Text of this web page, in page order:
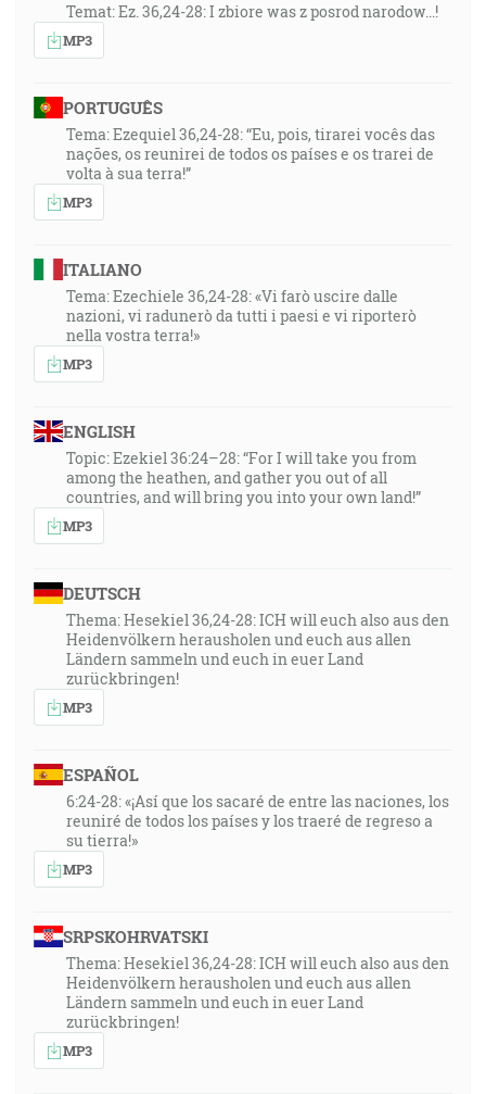
… a práve preto dôverujem, že ten, ktorý započal vo
vás dobré dielo, ho aj dokoná a zachová až do dňa
57:26
Ale ja viem, že môj vykupiteľ žije a posledný sa
postaví nad prachom. [Jb 19:25]
A Hospodin navrátil to, čo bolo odňaté Jobovi, keď sa
modlil za svojho priateľa. A Hospodin pridal všetkého
toho, čo mal Job, dvojnásobne. [Jb 42:10]
59:48
ktorého ustanovil jeho Pán nad svojou čeľaďou, aby
im dával pokrm na čas? [Mt 24:45]
1:00:57
Beda vám, keby všetci ľudia dobre hovorili o vás, lebo
zrovna tak robievali ich otcovia falošným prorokom.
Temat: Ez. 36,24-28: I zbiore was z posrod narodow...!
MP3
PORTUGUÊS
Tema: Ezequiel 36,24-28: “Eu, pois, tirarei vocês das
nações, os reunirei de todos os países e os trarei de
volta à sua terra!”
MP3
ITALIANO
Tema: Ezechiele 36,24-28: «Vi farò uscire dalle
nazioni, vi radunerò da tutti i paesi e vi riporterò
nella vostra terra!»
MP3
ENGLISH
Topic: Ezekiel 36:24–28: “For I will take you from
among the heathen, and gather you out of all
countries, and will bring you into your own land!”
MP3
DEUTSCH
Thema: Hesekiel 36,24-28: ICH will euch also aus den
Heidenvölkern herausholen und euch aus allen
Ländern sammeln und euch in euer Land
zurückbringen!
MP3
ESPAÑOL
6:24-28: «¡Así que los sacaré de entre las naciones, los
reuniré de todos los países y los traeré de regreso a
su tierra!»
MP3
SRPSKOHRVATSKI
Thema: Hesekiel 36,24-28: ICH will euch also aus den
Heidenvölkern herausholen und euch aus allen
Ländern sammeln und euch in euer Land
zurückbringen!
MP3